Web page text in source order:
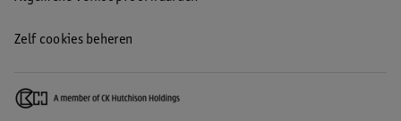
Zelf cookies beheren